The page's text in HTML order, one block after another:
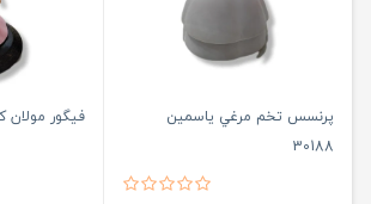
پرنسس تخم مرغي ياسمين
30188
فیگور مولان